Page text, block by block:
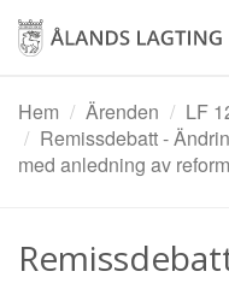
Hoppa
huvudinnehåll
Hem
Ärenden
LF
Remissdebatt -
med anledning av